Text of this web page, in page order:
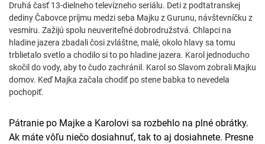
Druhá časť 13-dielneho televízneho seriálu. Deti z podtatranskej
dediny Čabovce príjmu medzi seba Majku z Gurunu, návštevníčku z
vesmíru. Zažijú spolu neuveriteľné dobrodružstvá. Chlapci na
hladine jazera zbadali čosi zvláštne, malé, okolo hlavy sa tomu
trblietalo svetlo a chodilo si to po hladine jazera. Karol jednoducho
skočil do vody, aby to čudo zachránil. Karol so Slavom zobrali Majku
domov. Keď Majka začala chodiť po stene babka to nevedela
pochopiť.
Pátranie po Majke a Karolovi sa rozbehlo na plné obrátky.
Ak máte vôľu niečo dosiahnuť, tak to aj dosiahnete. Presne